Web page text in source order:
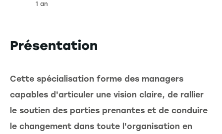
1 an
Présentation
Cette spécialisation forme des managers
capables d'articuler une vision claire, de rallier
le soutien des parties prenantes et de conduire
le changement dans toute l'organisation en